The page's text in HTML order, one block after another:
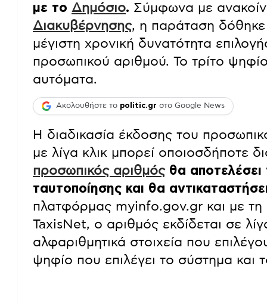
με το Δημόσιο. Σύμφωνα με
Διακυβέρνησης, η παράταση δόθηκε
μέγιστη χρονική δυνατότητα
προσωπικού αριθμού. Το τρίτο
αυτόματα.
Ακολουθήστε το politic.gr στο Google News
Η διαδικασία έκδοσης του
με λίγα κλικ μπορεί οποιοσδήποτε
προσωπικός αριθμόςθα αποτελέσει
ταυτοποίησης και θα
πλατφόρμας myinfo.gov.gr και με
TaxisNet, ο αριθμός εκδίδεται σε
αλφαριθμητικά στοιχεία που
ψηφίο που επιλέγει το σύστημα